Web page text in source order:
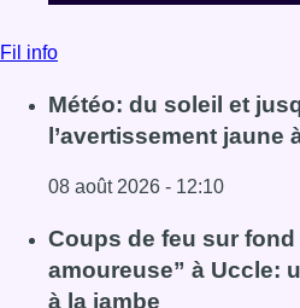
Fil info
Météo: du soleil et
l’avertissement jaune
08 août 2026 - 12:10
Lire l'article Météo: du soleil
Coups de feu sur fond
amoureuse” à Uccle:
à la jambe